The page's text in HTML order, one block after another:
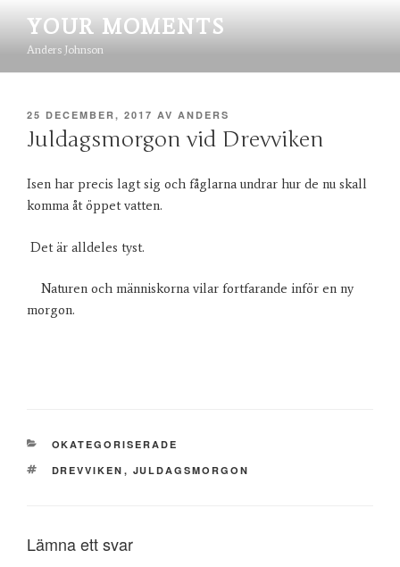
innehåll
YOUR MOMENTS
Anders Johnson
PUBLICERAT
25 DECEMBER, 2017 AV ANDERS
Juldagsmorgon vid Drevviken
Isen har precis lagt sig och fåglarna undrar hur de nu skall
komma åt öppet vatten.
Det är alldeles tyst.
Naturen och människorna vilar fortfarande inför en ny
morgon.
KATEGORIER
OKATEGORISERADE
TAGGAR
DREVVIKEN , JULDAGSMORGON
Lämna ett svar